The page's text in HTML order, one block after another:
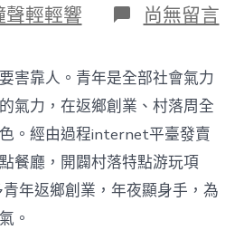
日
期
聲輕輕響 在
〈為
落
財
產
復
興
注
進
人
尚無留言
害靠人。青年是全部社會氣力
氣力，在返鄉創業、村落周全
。經由過程internet平臺發賣
餐廳，開闢村落特點游玩項
年返鄉創業，年夜顯身手，為
。